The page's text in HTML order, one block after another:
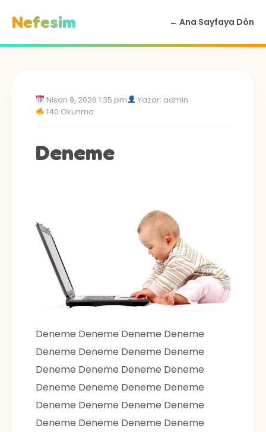
Nefesim ← Ana Sayfaya Dön
Nisan 9, 2026 1:35 pm
Yazar: admin
140 Okunma
Deneme
Deneme Deneme Deneme Deneme
Deneme Deneme Deneme Deneme
Deneme Deneme Deneme Deneme
Deneme Deneme Deneme Deneme
Deneme Deneme Deneme Deneme
Deneme Deneme Deneme Deneme